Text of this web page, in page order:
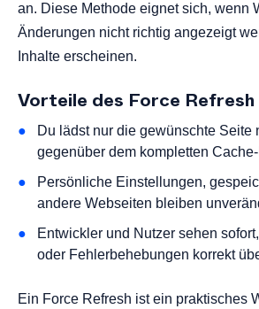
an. Diese Methode eignet sich, wenn
Änderungen nicht richtig angezeigt
Inhalte erscheinen.
Vorteile des Force Refresh
Du lädst nur die gewünschte Seite
gegenüber dem kompletten
Persönliche Einstellungen,
andere Webseiten bleiben
Entwickler und Nutzer sehen
oder Fehlerbehebungen korrekt
Ein Force Refresh ist ein praktisches